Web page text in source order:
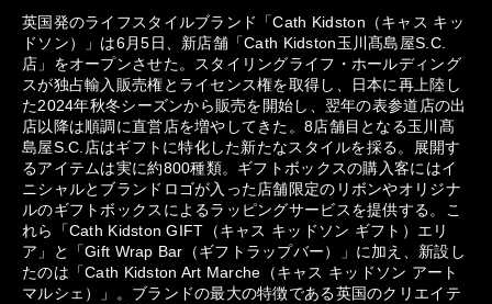
英国発のライフスタイルブランド「Cath Kidston（キャス キッ
ドソン）」は6月5日、新店舗「Cath Kidston玉川髙島屋S.C.
店」をオープンさせた。スタイリングライフ・ホールディング
スが独占輸入販売権とライセンス権を取得し、日本に再上陸し
た2024年秋冬シーズンから販売を開始し、翌年の表参道店の出
店以降は順調に直営店を増やしてきた。8店舗目となる玉川髙
島屋S.C.店はギフトに特化した新たなスタイルを採る。展開す
るアイテムは実に約800種類。ギフトボックスの購入客にはイ
ニシャルとブランドロゴが入った店舗限定のリボンやオリジナ
ルのギフトボックスによるラッピングサービスを提供する。こ
れら「Cath Kidston GIFT（キャス キッドソン ギフト）エリ
ア」と「Gift Wrap Bar（ギフトラップバー）」に加え、新設し
たのは「Cath Kidston Art Marche（キャス キッドソン アート
マルシェ）」。ブランドの最大の特徴である英国のクリエイテ